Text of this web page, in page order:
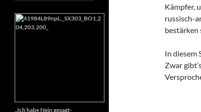
Kämpfer,
russisch-
bestärken
In diesem
Zwar
„Ich habe Nein gesagt-